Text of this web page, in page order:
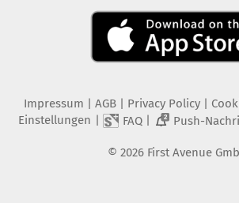
Impressum | AGB | Privacy Policy|
Einstellungen | FAQ| 2 Push-
© 2026 First Avenue